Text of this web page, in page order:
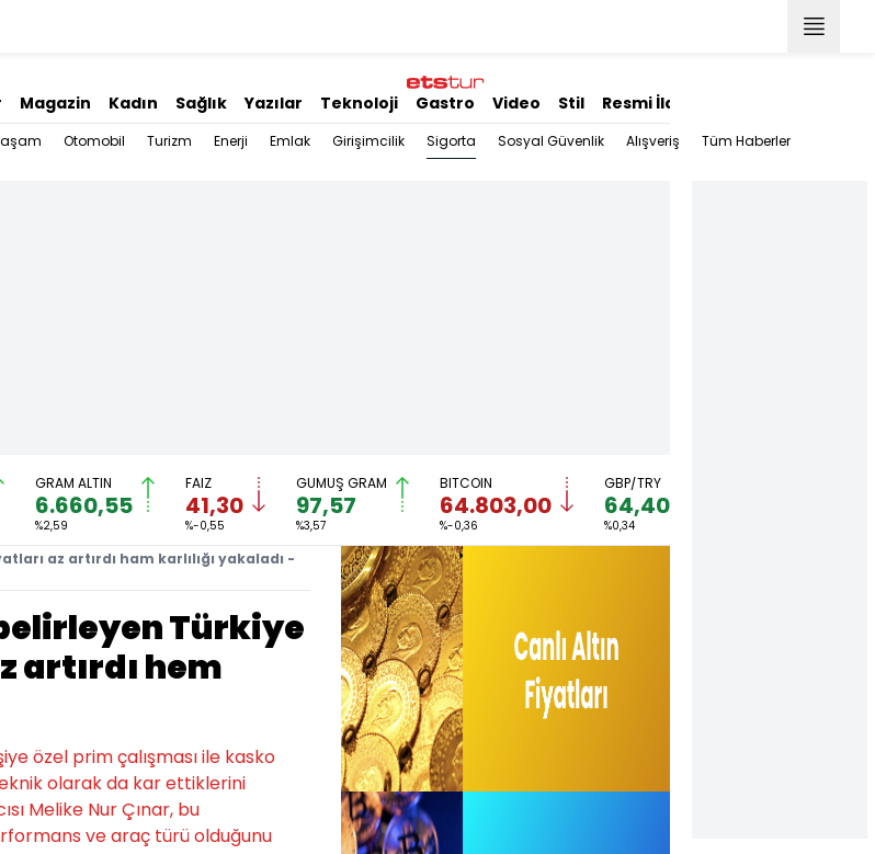
Magazin Kadın Sağlık Yazılar Teknoloji Gastro Video Stil Resmi İlanlar
Otomobil Turizm Enerji Emlak Girişimcilik Sigorta Sosyal Güvenlik Alışveriş Tüm Haberler
GRAM ALTIN
6.660,55
%2,59
FAİZ
41,30
%-0,55
GÜMÜŞ GRAM
97,57
%3,57
BITCOIN
64.803,00
%-0,36
GBP/TRY
64,4044
%0,34
az artırdı ham karlılığı yakaladı -
Türkiye
artırdı hem
özel prim çalışması ile kasko
olarak da kar ettiklerini
Melike Nur Çınar, bu
ve araç türü olduğunu